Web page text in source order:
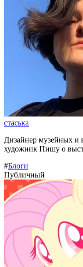
стаська
Дизайнер музейных и
художник Пишу о
#Блоги
Публичный